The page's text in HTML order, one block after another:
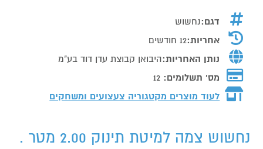
דגם:נחשוש
אחריות:12 חודשים
נותן האחריות:היבואן קבוצת עדן דוד בע"מ
מס' תשלומים: 12
לעוד מוצרים מקטגוריה צעצועים ומשחקים
נחשוש צמה למיטת תינוק 2.00 מטר .